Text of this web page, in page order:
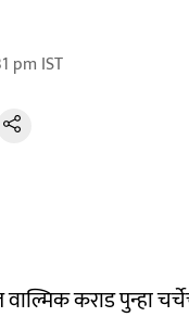
pm IST
कराड पुन्हा